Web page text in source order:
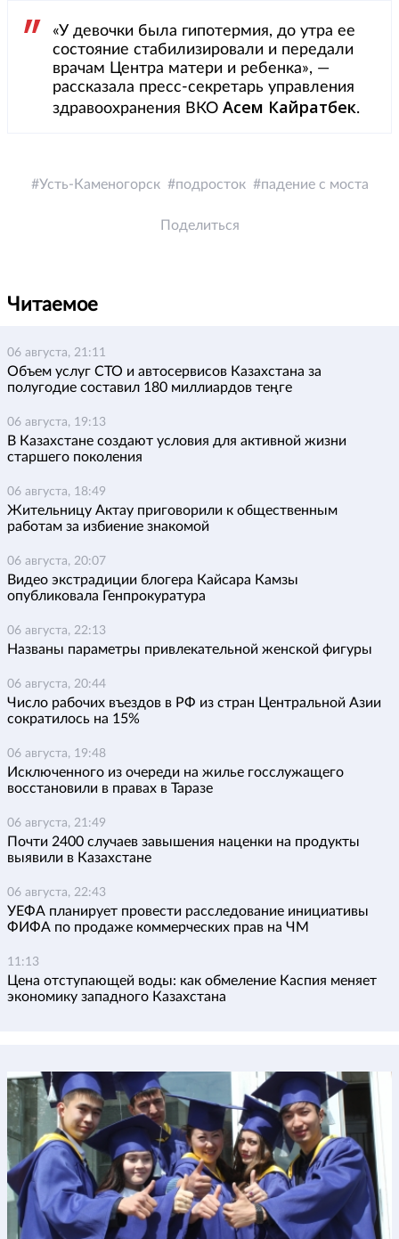
«У девочки была гипотермия, до утра ее
состояние стабилизировали и передали
врачам Центра матери и ребенка», —
рассказала пресс-секретарь управления
здравоохранения ВКО Асем Кайратбек.
Усть-Каменогорск подросток падение с моста
Поделиться
Читаемое
06 августа, 21:11
Объем услуг СТО и автосервисов Казахстана за
полугодие составил 180 миллиардов теңге
06 августа, 19:13
В Казахстане создают условия для активной жизни
старшего поколения
06 августа, 18:49
Жительницу Актау приговорили к общественным
работам за избиение знакомой
06 августа, 20:07
Видео экстрадиции блогера Кайсара Камзы
опубликовала Генпрокуратура
06 августа, 22:13
Названы параметры привлекательной женской фигуры
06 августа, 20:44
Число рабочих въездов в РФ из стран Центральной Азии
сократилось на 15%
06 августа, 19:48
Исключенного из очереди на жилье госслужащего
восстановили в правах в Таразе
06 августа, 21:49
Почти 2400 случаев завышения наценки на продукты
выявили в Казахстане
06 августа, 22:43
УЕФА планирует провести расследование инициативы
ФИФА по продаже коммерческих прав на ЧМ
11:13
Цена отступающей воды: как обмеление Каспия меняет
экономику западного Казахстана